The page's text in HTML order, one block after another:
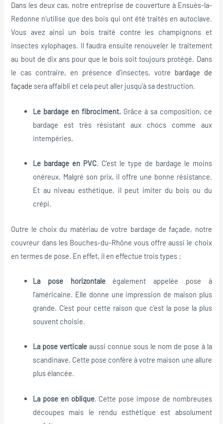
Dans les deux cas, notre entreprise de couverture à Ensuès-la-
Redonne n’utilise que des bois qui ont été traités en autoclave.
Vous avez ainsi un bois traité contre les champignons et
insectes xylophages. Il faudra ensuite renouveler le traitement
au bout de dix ans pour que le bois soit toujours protégé. Dans
le cas contraire, en présence d’insectes, votre bardage de
façade sera affaibli et cela peut aller jusqu’à sa destruction.
Le bardage en fibrociment.Grâce à sa composition, ce
bardage est très résistant aux chocs comme aux
intempéries.
Le bardage en PVC. C’est le type de bardage le moins
onéreux. Malgré son prix, il offre une bonne résistance.
Et au niveau esthétique, il peut imiter du bois ou du
crépi.
Outre le choix du matériau de votre bardage de façade, notre
couvreur dans les Bouches-du-Rhône vous offre aussi le choix
en termes de pose. En effet, il en effectue trois types :
La pose horizontaleégalement appelée pose à
l’américaine. Elle donne une impression de maison plus
grande. C’est pour cette raison que c’est la pose la plus
souvent choisie.
La pose verticale aussi connue sous le nom de pose à la
scandinave. Cette pose confère à votre maison une allure
plus élancée.
La pose en oblique. Cette pose impose de nombreuses
découpes mais le rendu esthétique est absolument